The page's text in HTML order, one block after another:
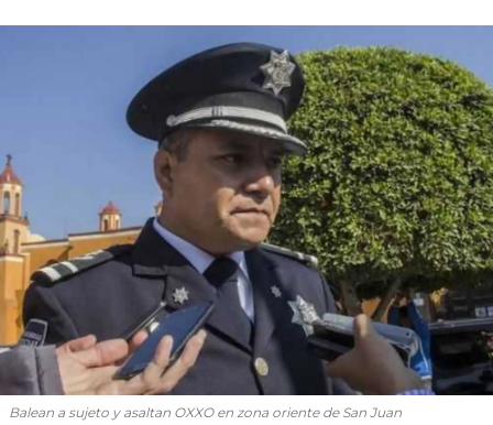
Balean a sujeto y asaltan OXXO en zona oriente de San Juan